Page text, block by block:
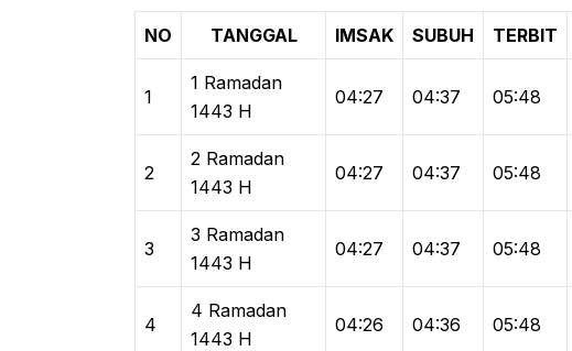
NO TANGGAL IMSAK SUBUH TERBIT
1
1 Ramadan
1443 H
04:27 04:37 05:48
2
2 Ramadan
1443 H
04:27 04:37 05:48
3
3 Ramadan
1443 H
04:27 04:37 05:48
4
4 Ramadan
1443 H
04:26 04:36 05:48